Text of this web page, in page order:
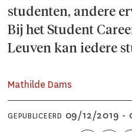
studenten, andere
Bij het Student
Leuven kan iedere
Mathilde Dams
GEPUBLICEERD 09/12/2019 -